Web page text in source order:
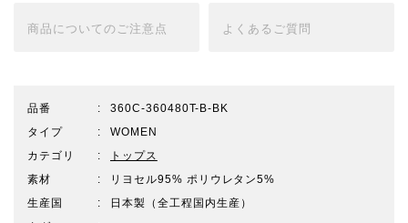
商品についての ご注意点 よくある ご質問
品番
360C-360480T-B-BK
タイプ
WOMEN
カテゴリ
トップス
素材
リヨセル95% ポリウレタン5%
生産国
日本製（全工程国内生産）